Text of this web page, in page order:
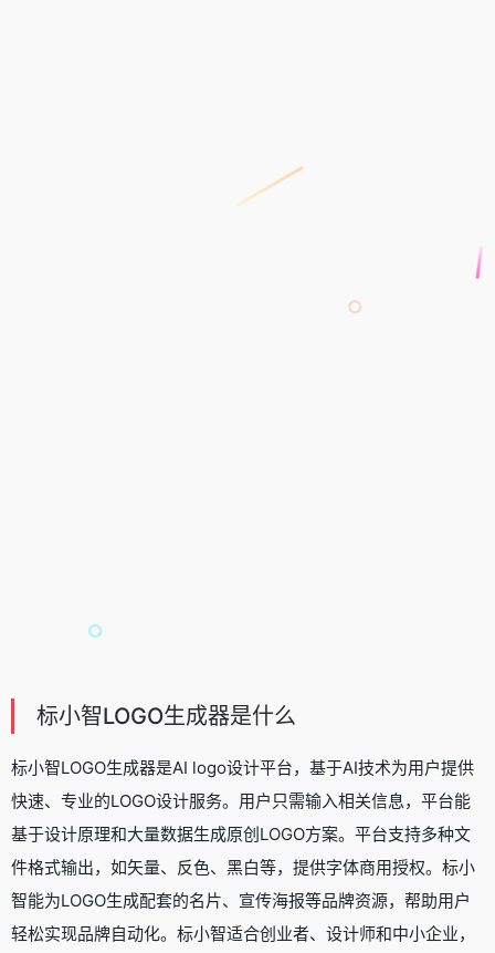
标小智LOGO生成器是什么
标小智LOGO生成器是AI logo设计平台，基于AI技术为用户提供
快速、专业的LOGO设计服务。用户只需输入相关信息，平台能
基于设计原理和大量数据生成原创LOGO方案。平台支持多种文
件格式输出，如矢量、反色、黑白等，提供字体商用授权。标小
智能为LOGO生成配套的名片、宣传海报等品牌资源，帮助用户
轻松实现品牌自动化。标小智适合创业者、设计师和中小企业，